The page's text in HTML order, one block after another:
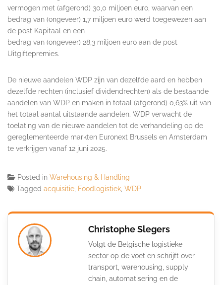
vermogen met (afgerond) 30,0 miljoen euro, waarvan een
bedrag van (ongeveer) 1,7 miljoen euro werd toegewezen aan
de post Kapitaal en een
bedrag van (ongeveer) 28,3 miljoen euro aan de post
Uitgiftepremies.
De nieuwe aandelen WDP zijn van dezelfde aard en hebben
dezelfde rechten (inclusief dividendrechten) als de bestaande
aandelen van WDP en maken in totaal (afgerond) 0,63% uit van
het totaal aantal uitstaande aandelen. WDP verwacht de
toelating van de nieuwe aandelen tot de verhandeling op de
gereglementeerde markten Euronext Brussels en Amsterdam
te verkrijgen vanaf 12 juni 2025.
Posted in Warehousing & Handling
Tagged acquisitie Foodlogistiek WDP
Christophe Slegers
Volgt de Belgische logistieke
sector op de voet en schrijft over
transport, warehousing, supply
chain, automatisering en de